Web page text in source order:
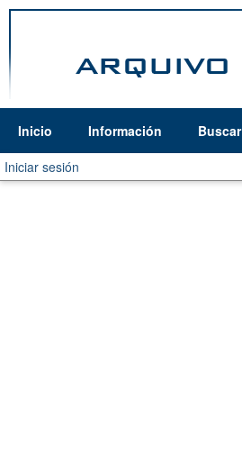
Inicio Información Buscar
Iniciar sesión